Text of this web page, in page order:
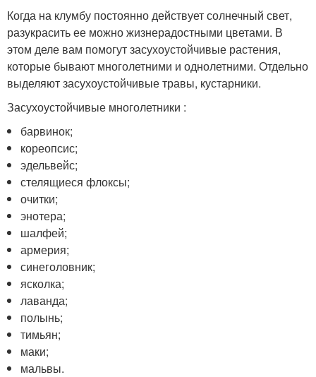
Когда на клумбу постоянно действует солнечный свет,
разукрасить ее можно жизнерадостными цветами. В
этом деле вам помогут засухоустойчивые растения,
которые бывают многолетними и однолетними. Отдельно
выделяют засухоустойчивые травы, кустарники.
Засухоустойчивые многолетники :
барвинок;
кореопсис;
эдельвейс;
стелящиеся флоксы;
очитки;
энотера;
шалфей;
армерия;
синеголовник;
ясколка;
лаванда;
полынь;
тимьян;
маки;
мальвы.